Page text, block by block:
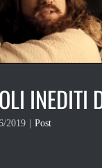
INEDITI
2019 | Post